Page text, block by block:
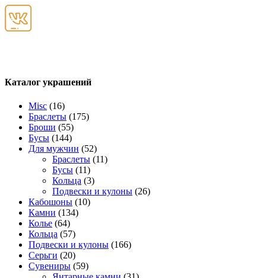
Каталог украшений
Misc (16)
Браслеты (175)
Броши (55)
Бусы (144)
Для мужчин (52)
Браслеты (11)
Бусы (11)
Кольца (3)
Подвески и кулоны (26)
Кабошоны (10)
Камни (134)
Колье (64)
Кольца (57)
Подвески и кулоны (166)
Серьги (20)
Сувениры (59)